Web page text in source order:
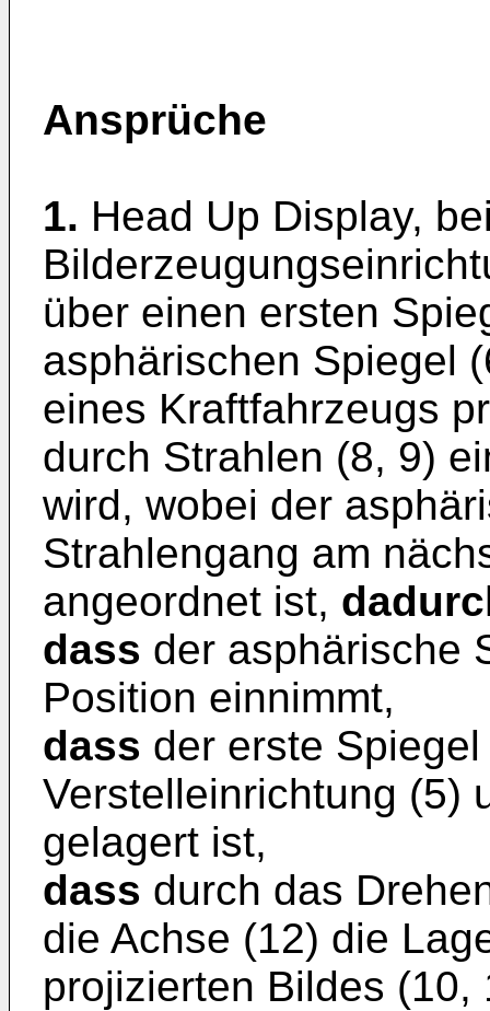
Ansprüche
1. Head Up Display,
über einen ersten
asphärischen Spiegel
eines Kraftfahrzeugs
durch Strahlen (8, 9)
wird, wobei der
Strahlengang am
angeordnet ist,
dass der asphärische
Position einnimmt,
dass der erste
Verstelleinrichtung (5)
gelagert ist,
dass durch das
die Achse (12) die
projizierten Bildes (10,